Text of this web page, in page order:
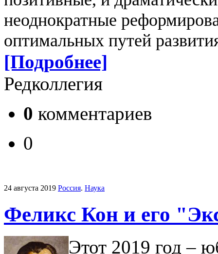
неоднократные
оптимальных путей
[Подробнее]
Редколлегия
0 комментариев
0
24 августа 2019 Россия. Наука
Феликс Кон и его
Этот 2019 год –